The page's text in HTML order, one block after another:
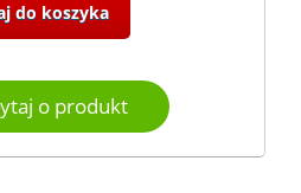
do koszyka
o produkt